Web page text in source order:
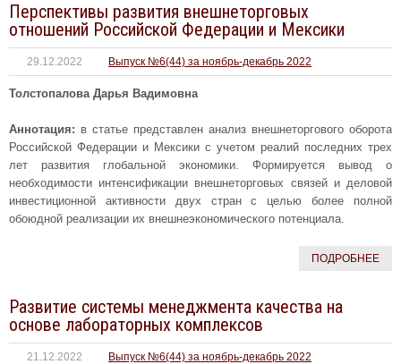
Перспективы развития внешнеторговых
отношений Российской Федерации и Мексики
29.12.2022 Выпуск №6(44) за ноябрь-декабрь 2022
Толстопалова Дарья Вадимовна
Аннотация: в статье представлен анализ внешнеторгового оборота
Российской Федерации и Мексики с учетом реалий последних трех
лет развития глобальной экономики. Формируется вывод о
необходимости интенсификации внешнеторговых связей и деловой
инвестиционной активности двух стран с целью более полной
обоюдной реализации их внешнеэкономического потенциала.
ПОДРОБНЕЕ
Развитие системы менеджмента качества на
основе лабораторных комплексов
21.12.2022 Выпуск №6(44) за ноябрь-декабрь 2022